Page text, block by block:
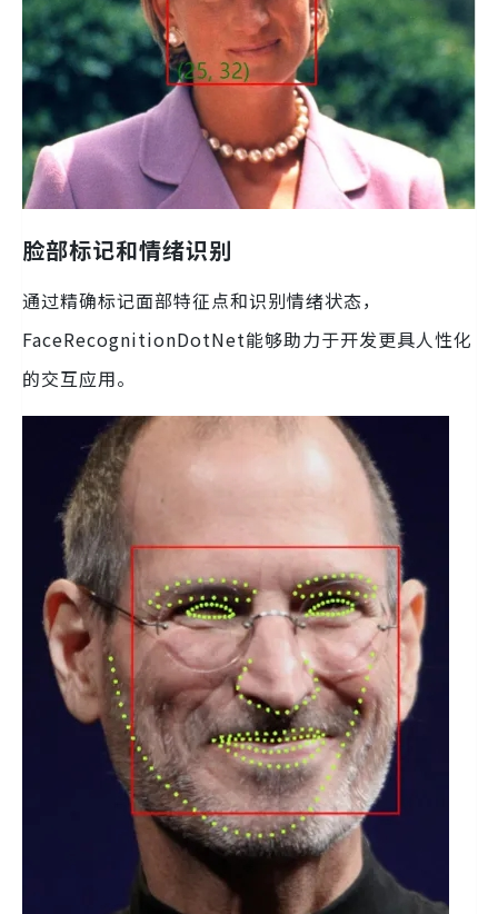
脸部标记和情绪识别
通过精确标记面部特征点和识别情绪状态，
FaceRecognitionDotNet能够助力于开发更具人性化
的交互应用。